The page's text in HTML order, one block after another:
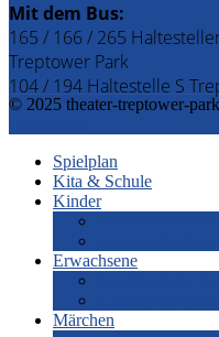
Mit dem Bus:
165 / 166 / 265
Treptower Park
104 / 194 Haltestelle S
© 2025 theater-treptower-
Spielplan
Kita & Schule
Kinder
Erwachsene
Märchen